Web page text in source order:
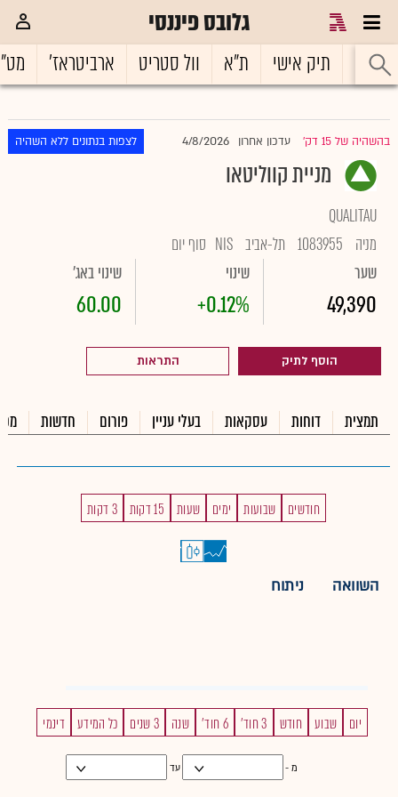
גלובס פיננסי
ראשי תיק אישי ת"א וול סטריט ארביטראז'
בהשהיה של 15 דק' עדכון אחרון 4/8/2026 לצפות בנתונים ללא השהיה
מניית קווליטאו
QUALITAU
מניה
1083955 תל-אביב NIS סוף יום
שער
49,390
שינוי
+0.12%
שינוי באג'
60.00
הוסף לתיק התראות
תמצית דוחות עסקאות בעלי עניין פורום חדשות
חודשים שבועות ימים שעות 15 דקות 3 דקות
השוואה ניתוח
יום שבוע חודש 3 חוד' 6 חוד' שנה 3 שנים כל המידע דינמי
מ - עד